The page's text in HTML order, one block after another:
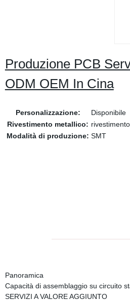
Produzione PCB
ODM OEM In Cina
Personalizzazione:
Disponibile
Rivestimento metallico:
Modalità di produzione: SMT
Panoramica
Capacità di assemblaggio su circuito
SERVIZI A VALORE AGGIUNTO